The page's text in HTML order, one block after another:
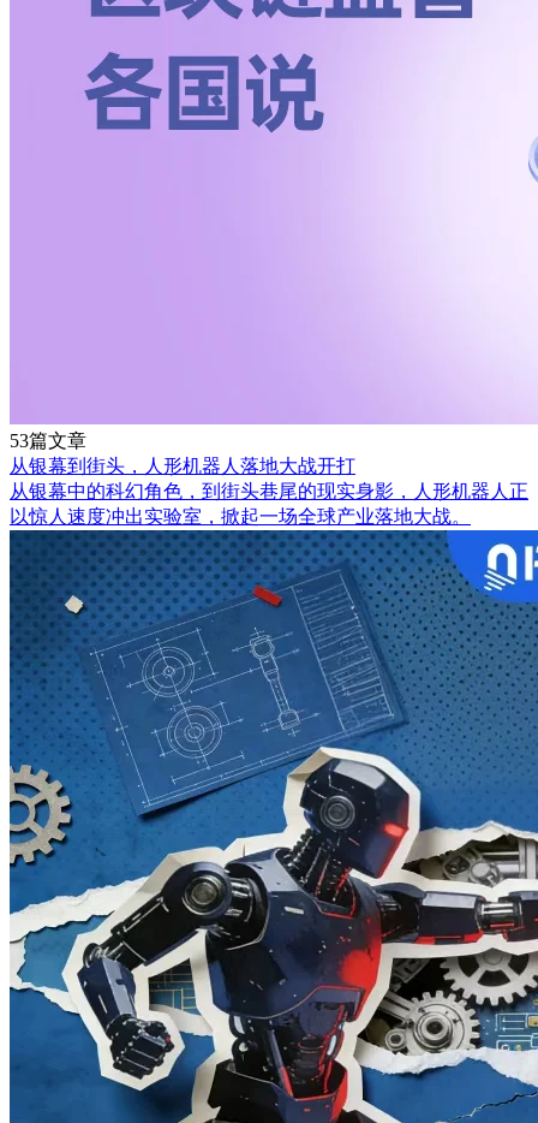
53篇文章
从银幕到街头，人形机器人落地大战开打
从银幕中的科幻角色，到街头巷尾的现实身影，人形机器人正
以惊人速度冲出实验室，掀起一场全球产业落地大战。